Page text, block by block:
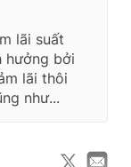
lãi suất
hưởng bởi
lãi thôi
như...